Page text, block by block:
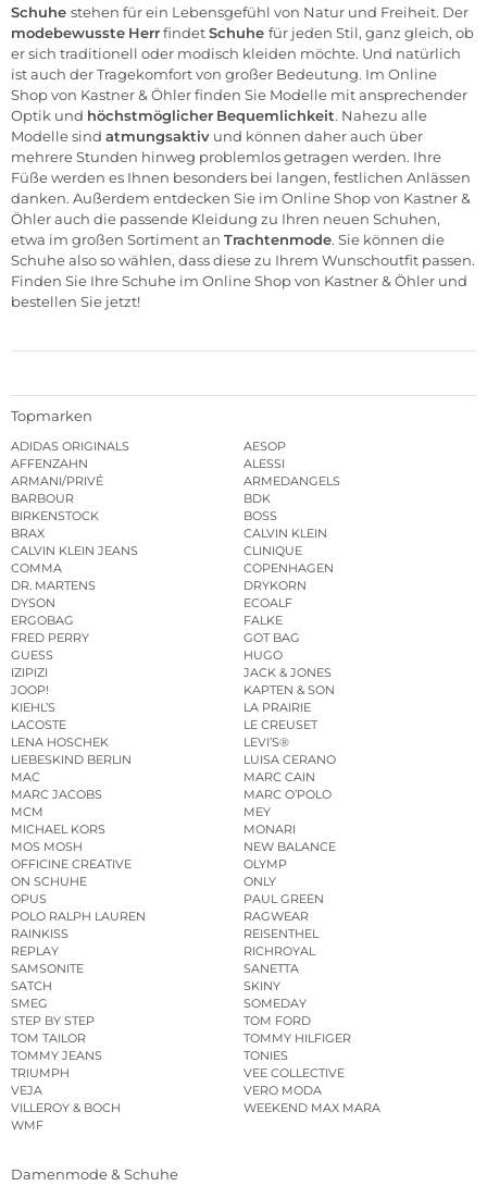
Schuhe stehen für ein Lebensgefühl von Natur und Freiheit. Der
modebewusste HerrfindetSchuhe für jeden Stil, ganz gleich, ob
er sich traditionell oder modisch kleiden möchte. Und natürlich
ist auch der Tragekomfort von großer Bedeutung. Im Online
Shop von Kastner & Öhler finden Sie Modelle mit ansprechender
Optik und höchstmöglicher Bequemlichkeit. Nahezu alle
Modelle sind atmungsaktiv und können daher auch über
mehrere Stunden hinweg problemlos getragen werden. Ihre
Füße werden es Ihnen besonders bei langen, festlichen Anlässen
danken. Außerdem entdecken Sie im Online Shop von Kastner &
Öhler auch die passende Kleidung zu Ihren neuen Schuhen,
etwa im großen Sortiment an Trachtenmode. Sie können die
Schuhe also so wählen, dass diese zu Ihrem Wunschoutfit passen.
Finden Sie Ihre Schuhe im Online Shop von Kastner & Öhler und
bestellen Sie jetzt!
Topmarken
ADIDAS ORIGINALS
AESOP
AFFENZAHN
ALESSI
ARMANI/PRIVÉ
ARMEDANGELS
BARBOUR
BDK
BIRKENSTOCK
BOSS
BRAX
CALVIN KLEIN
CALVIN KLEIN JEANS
CLINIQUE
COMMA
COPENHAGEN
DR. MARTENS
DRYKORN
DYSON
ECOALF
ERGOBAG
FALKE
FRED PERRY
GOT BAG
GUESS
HUGO
IZIPIZI
JACK & JONES
JOOP!
KAPTEN & SON
KIEHL’S
LA PRAIRIE
LACOSTE
LE CREUSET
LENA HOSCHEK
LEVI’S®
LIEBESKIND BERLIN
LUISA CERANO
MAC
MARC CAIN
MARC JACOBS
MARC O’POLO
MCM
MEY
MICHAEL KORS
MONARI
MOS MOSH
NEW BALANCE
OFFICINE CREATIVE
OLYMP
ON SCHUHE
ONLY
OPUS
PAUL GREEN
POLO RALPH LAUREN
RAGWEAR
RAINKISS
REISENTHEL
REPLAY
RICHROYAL
SAMSONITE
SANETTA
SATCH
SKINY
SMEG
SOMEDAY
STEP BY STEP
TOM FORD
TOM TAILOR
TOMMY HILFIGER
TOMMY JEANS
TONIES
TRIUMPH
VEE COLLECTIVE
VEJA
VERO MODA
VILLEROY & BOCH
WEEKEND MAX MARA
WMF
Damenmode & Schuhe